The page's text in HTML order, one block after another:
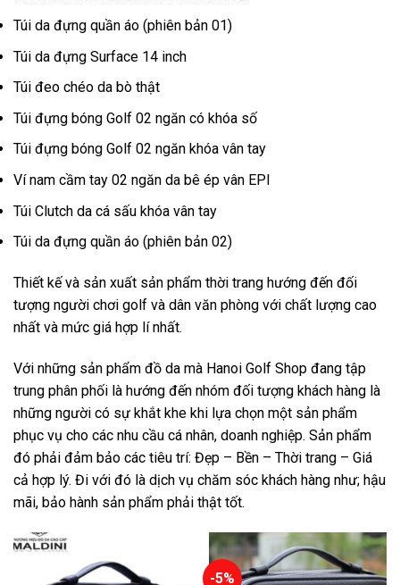
Túi da đựng quần áo (phiên bản 01)
Túi da đựng Surface 14 inch
Túi đeo chéo da bò thật
Túi đựng bóng Golf 02 ngăn có khóa số
Túi đựng bóng Golf 02 ngăn khóa vân tay
Ví nam cầm tay 02 ngăn da bê ép vân EPI
Túi Clutch da cá sấu khóa vân tay
Túi da đựng quần áo (phiên bản 02)
Thiết kế và sản xuất sản phẩm thời trang hướng đến đối
tượng người chơi golf và dân văn phòng với chất lượng cao
nhất và mức giá hợp lí nhất.
Với những sản phẩm đồ da mà Hanoi Golf Shop đang tập
trung phân phối là hướng đến nhóm đối tượng khách hàng là
những người có sự khắt khe khi lựa chọn một sản phẩm
phục vụ cho các nhu cầu cá nhân, doanh nghiệp. Sản phẩm
đó phải đảm bảo các tiêu trí: Đẹp – Bền – Thời trang – Giá
cả hợp lý. Đi với đó là dịch vụ chăm sóc khách hàng như; hậu
mãi, bảo hành sản phẩm phải thật tốt.
-5%